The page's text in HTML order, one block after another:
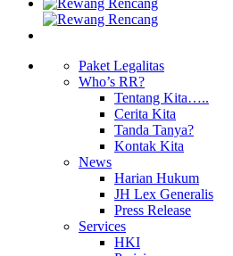
Paket Legalitas
Who’s RR?
Tentang Kita…..
Cerita Kita
Tanda Tanya?
Kontak Kita
News
Harian Hukum
JH Lex Generalis
Press Release
Services
HKI